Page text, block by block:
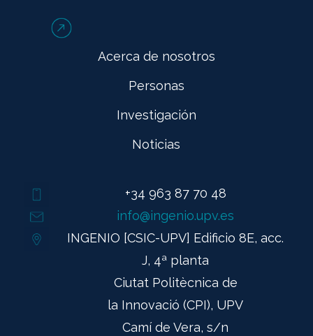
Acerca de nosotros
Personas
Investigación
Noticias
+34 963 87 70 48
info@ingenio.upv.es
INGENIO [CSIC-UPV] Edificio 8E, acc.
J, 4ª planta
Ciutat Politècnica de
la Innovació (CPI), UPV
Camí de Vera, s/n